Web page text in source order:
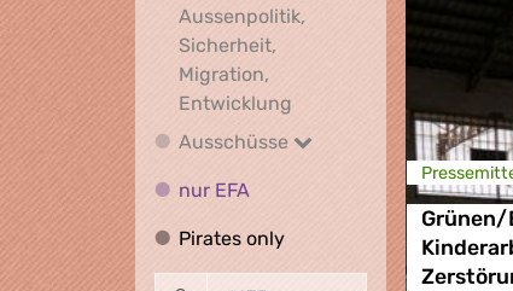
Aussenpolitik,
Sicherheit,
Migration,
Entwicklung Internationales,
Ausschüsse
Ausschüsse
nur EFA
Pirates onlyPirates only
Grünen/